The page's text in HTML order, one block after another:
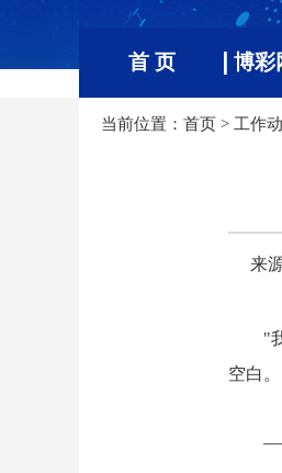
首 页 博彩
当前位置： 首页 > 工作
来
"
空白